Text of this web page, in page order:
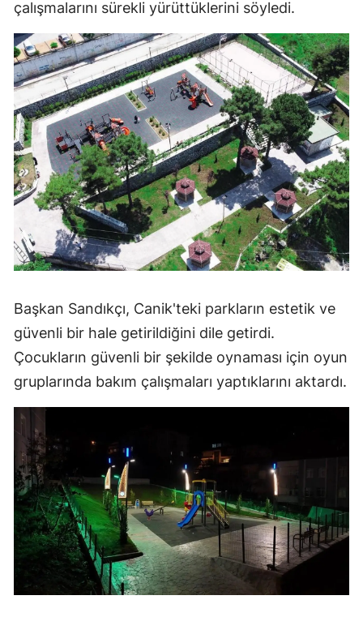
çalışmalarını sürekli yürüttüklerini söyledi.
Başkan Sandıkçı, Canik'teki parkların estetik ve
güvenli bir hale getirildiğini dile getirdi.
Çocukların güvenli bir şekilde oynaması için oyun
gruplarında bakım çalışmaları yaptıklarını aktardı.